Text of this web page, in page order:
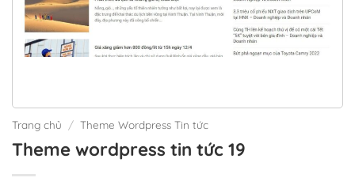
Trang chủ / Theme Wordpress Tin tức
Theme wordpress tin tức 19